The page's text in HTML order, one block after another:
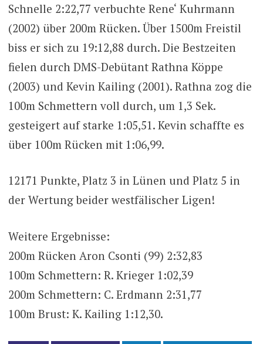
Schnelle 2:22,77 verbuchte Rene‘ Kuhrmann
(2002) über 200m Rücken. Über 1500m Freistil
biss er sich zu 19:12,88 durch. Die Bestzeiten
fielen durch DMS-Debütant Rathna Köppe
(2003) und Kevin Kailing (2001). Rathna zog die
100m Schmettern voll durch, um 1,3 Sek.
gesteigert auf starke 1:05,51. Kevin schaffte es
über 100m Rücken mit 1:06,99.
12171 Punkte, Platz 3 in Lünen und Platz 5 in
der Wertung beider westfälischer Ligen!
Weitere Ergebnisse:
200m Rücken Aron Csonti (99) 2:32,83
100m Schmettern: R. Krieger 1:02,39
200m Schmettern: C. Erdmann 2:31,77
100m Brust: K. Kailing 1:12,30.